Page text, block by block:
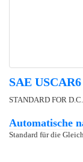
SAE USCAR6
STANDARD FOR
Automatische
Standard für die